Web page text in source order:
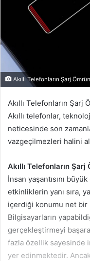
Akıllı Telefonların Şarj
Akıllı Telefonların Şarj
Akıllı telefonlar,
neticesinde son
vazgeçilmezleri halini
Akıllı Telefonların
İnsan yaşantısını
etkinliklerin yanı sıra,
içerdiği konumu net bir
Bilgisayarların
gerçekleştirmeyi
fazla özellik sayesinde
yer edinmektedir.